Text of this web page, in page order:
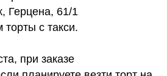
Герцена, 61/1
с такси.
при заказе